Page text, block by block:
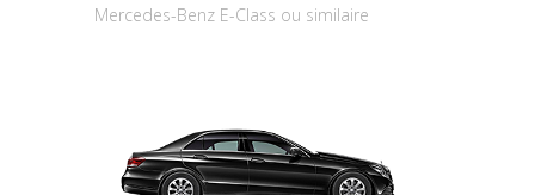
Mercedes-Benz E-Class ou similaire